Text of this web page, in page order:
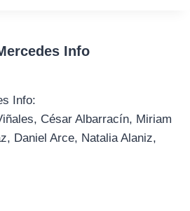
Info
Info:
César Albarracín, Miriam
Daniel Arce, Natalia Alaniz,